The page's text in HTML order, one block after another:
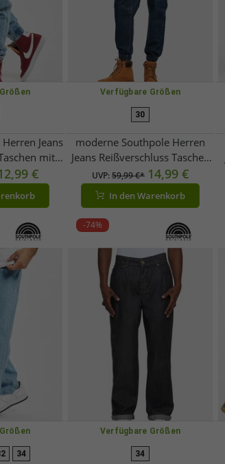
Jeans
mit
Blau €
Verfügbare Größen
30
moderne Southpole Herren
Jeans Reißverschluss Taschen
mit Baumwolle Blau
UVP:59,99 €* 14,99 €
In den Warenkorb
34
-74%
Verfügbare Größen
34